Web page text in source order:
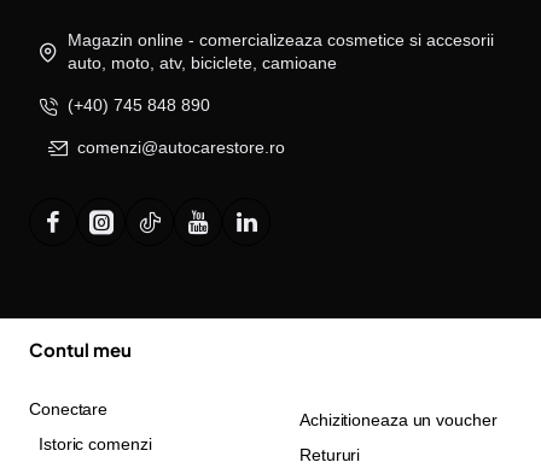
Magazin online - comercializeaza cosmetice si accesorii
auto, moto, atv, biciclete, camioane
(+40) 745 848 890
comenzi@autocarestore.ro
Contul meu
Conectare
Istoric comenzi
Achizitioneaza un voucher
Retururi